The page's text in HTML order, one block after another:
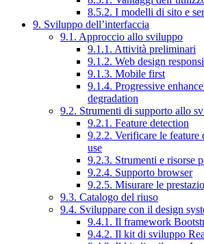
8.5.2. I modelli di sito e
9. Sviluppo dell’interfaccia
9.1. Approccio allo sviluppo
9.1.1. Attività preliminari
9.1.2. Web design
9.1.3. Mobile first
9.1.4. Progressive
degradation
9.2. Strumenti di supporto allo
9.2.1. Feature detection
9.2.2. Verificare le
use
9.2.3. Strumenti e risorse
9.2.4. Supporto browser
9.2.5. Misurare le
9.3. Catalogo del riuso
9.4. Sviluppare con il design
9.4.1. Il framework
9.4.2. Il kit di sviluppo